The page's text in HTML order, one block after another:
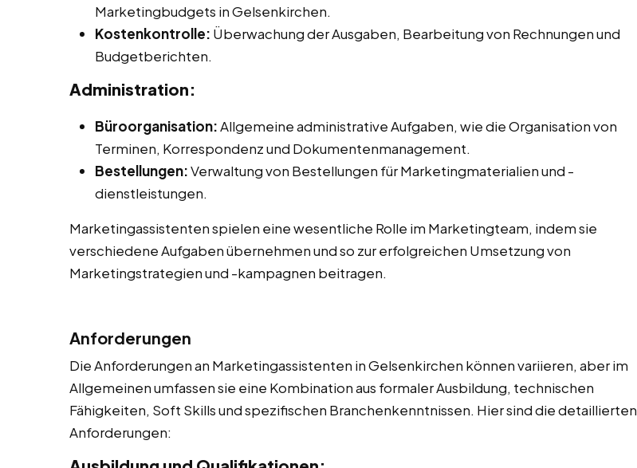
Marketingbudgets in Gelsenkirchen.
Kostenkontrolle: Überwachung der Ausgaben, Bearbeitung von Rechnungen und
Budgetberichten.
Administration:
Büroorganisation:Allgemeine administrative Aufgaben, wie die Organisation von
Terminen, Korrespondenz und Dokumentenmanagement.
Bestellungen:Verwaltung von Bestellungen für Marketingmaterialien und -
dienstleistungen.
Marketingassistenten spielen eine wesentliche Rolle im Marketingteam, indem sie
verschiedene Aufgaben übernehmen und so zur erfolgreichen Umsetzung von
Marketingstrategien und -kampagnen beitragen.
Anforderungen
Die Anforderungen an Marketingassistenten in Gelsenkirchen können variieren, aber im
Allgemeinen umfassen sie eine Kombination aus formaler Ausbildung, technischen
Fähigkeiten, Soft Skills und spezifischen Branchenkenntnissen. Hier sind die detaillierten
Anforderungen: